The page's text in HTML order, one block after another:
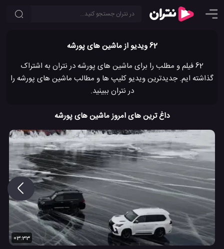
62 ویدیو از ماشین های پورشه
62 فیلم و مطلب را برای ماشین های پورشه در نتران به اشتراک
گذاشته ایم. جدیدترین ویدیو کلیپ ها و مطالب ماشین های پورشه را
در نتران ببینید.
داغ ترین های امروز ماشین های پورشه
03:33